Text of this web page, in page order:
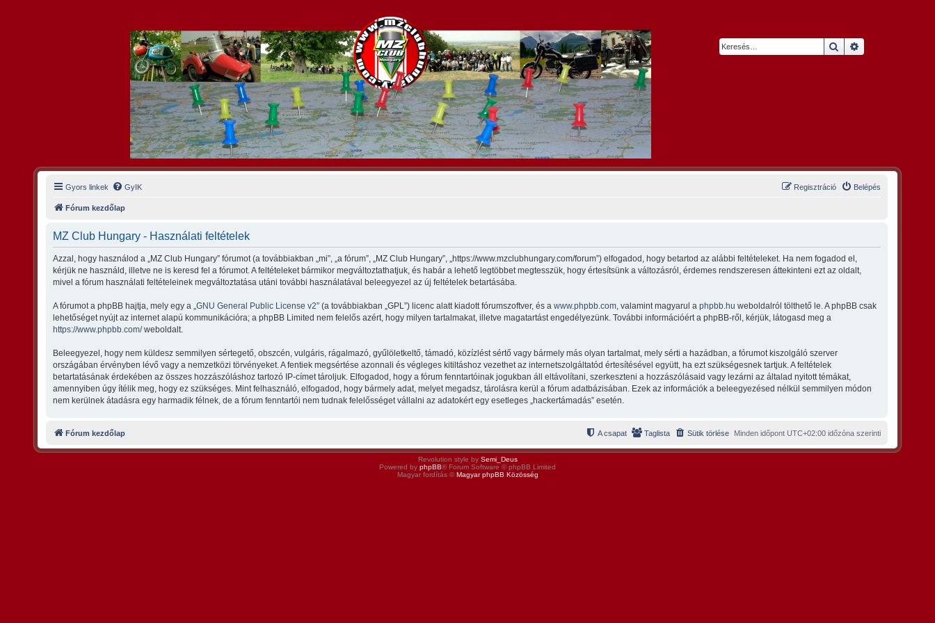
Keresés
Gyors linkek GyIK Belépés
Regisztráció
Fórum kezdőlap
MZ Club Hungary - Használati feltételek
Azzal, hogy használod a „MZ Club Hungary” fórumot (a továbbiakban „mi”, „a fórum”, „MZ Club Hungary”, „https://www.mzclubhungary.com/forum”) elfogadod, hogy betartod az alábbi feltételeket. Ha nem fogadod el,
kérjük ne használd, illetve ne is keresd fel a fórumot. A feltételeket bármikor megváltoztathatjuk, és habár a lehető legtöbbet megtesszük, hogy értesítsünk a változásról, érdemes rendszeresen áttekinteni ezt az oldalt,
mivel a fórum használati feltételeinek megváltoztatása utáni további használatával beleegyezel az új feltételek betartásába.
A fórumot a phpBB hajtja, mely egy a „GNU General Public License v2” (a továbbiakban „GPL”) licenc alatt kiadott fórumszoftver, és awww.phpbb.com, valamint magyarul aphpbb.hu weboldalról tölthető le. A phpBB csak
lehetőséget nyújt az internet alapú kommunikációra; a phpBB Limited nem felelős azért, hogy milyen tartalmakat, illetve magatartást engedélyezünk. További információért a phpBB-ről, kérjük, látogasd meg a
https://www.phpbb.com/weboldalt.
Beleegyezel, hogy nem küldesz semmilyen sértegető, obszcén, vulgáris, rágalmazó, gyűlöletkeltő, támadó, közízlést sértő vagy bármely más olyan tartalmat, mely sérti a hazádban, a fórumot kiszolgáló szerver
országában érvényben lévő vagy a nemzetközi törvényeket. A fentiek megsértése azonnali és végleges kitiltáshoz vezethet az internetszolgáltatód értesítésével együtt, ha ezt szükségesnek tartjuk. A feltételek
betartatásának érdekében az összes hozzászóláshoz tartozó IP-címet tároljuk. Elfogadod, hogy a fórum fenntartóinak jogukban áll eltávolítani, szerkeszteni a hozzászólásaid vagy lezárni az általad nyitott témákat,
amennyiben úgy ítélik meg, hogy ez szükséges. Mint felhasználó, elfogadod, hogy bármely adat, melyet megadsz, tárolásra kerül a fórum adatbázisában. Ezek az információk a beleegyezésed nélkül semmilyen módon
nem kerülnek átadásra egy harmadik félnek, de a fórum fenntartói nem tudnak felelősséget vállalni az adatokért egy esetleges „hackertámadás” esetén.
Fórum kezdőlap Minden időpont UTC+02:00időzóna szerinti
Sütik törlése
Taglista
A csapat
Revolution style by Semi_Deus
Powered by phpBB® Forum Software © phpBB Limited
Magyar fordítás ©Magyar phpBB Közösség